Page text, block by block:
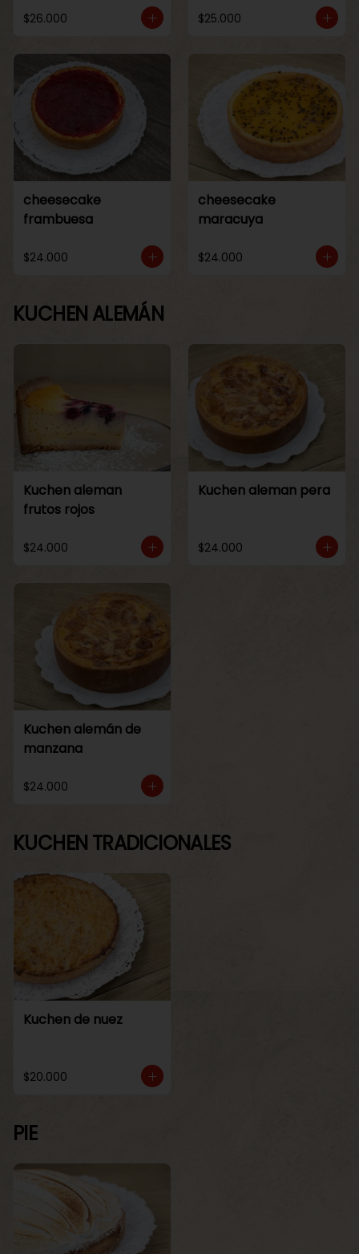
$26.000 $25.000
cheesecake
frambuesa
$24.000
cheesecake
maracuya
$24.000
KUCHEN ALEMÁN
Kuchen aleman
frutos rojos
$24.000
Kuchen aleman pera
$24.000
Kuchen alemán de
manzana
$24.000
KUCHEN TRADICIONALES
Kuchen de nuez
$20.000
PIE